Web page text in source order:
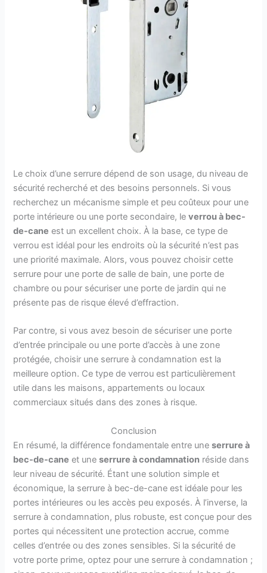
Le choix d’une serrure dépend de son usage, du niveau de
sécurité recherché et des besoins personnels. Si vous
recherchez un mécanisme simple et peu coûteux pour une
porte intérieure ou une porte secondaire, leverrou à bec-
de-cane est un excellent choix. À la base, ce type de
verrou est idéal pour les endroits où la sécurité n’est pas
une priorité maximale. Alors, vous pouvez choisir cette
serrure pour une porte de salle de bain, une porte de
chambre ou pour sécuriser une porte de jardin qui ne
présente pas de risque élevé d’effraction.
Par contre, si vous avez besoin de sécuriser une porte
d’entrée principale ou une porte d’accès à une zone
protégée, choisir une serrure à condamnation est la
meilleure option. Ce type de verrou est particulièrement
utile dans les maisons, appartements ou locaux
commerciaux situés dans des zones à risque.
Conclusion
En résumé, la différence fondamentale entre uneserrure à
bec-de-cane et uneserrure à condamnation réside dans
leur niveau de sécurité. Étant une solution simple et
économique, la serrure à bec-de-cane est idéale pour les
portes intérieures ou les accès peu exposés. À l’inverse, la
serrure à condamnation, plus robuste, est conçue pour des
portes qui nécessitent une protection accrue, comme
celles d’entrée ou des zones sensibles. Si la sécurité de
votre porte prime, optez pour une serrure à condamnation ;